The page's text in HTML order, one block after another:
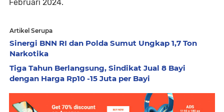
Februari 2024.
Artikel Serupa
Sinergi BNN RI dan Polda Sumut Ungkap 1,7 Ton
Narkotika
Tiga Tahun Berlangsung, Sindikat Jual 8 Bayi
dengan Harga Rp10 -15 Juta per Bayi